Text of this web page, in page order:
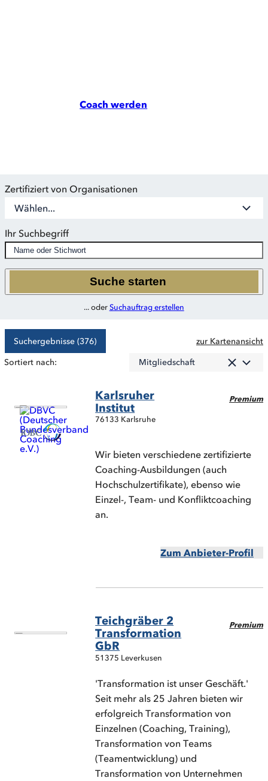
Datenbank unterCoach werden
Zertifiziert von Organisationen
Wählen...
Ihr Suchbegriff
Suche starten
... oder Suchauftrag erstellen
Suchergebnisse (376) zur Kartenansicht
Sortiert nach: Mitgliedschaft
Premium
Karlsruher
Institut
76133 Karlsruhe
Wir bieten verschiedene zertifizierte
Coaching-Ausbildungen (auch
Hochschulzertifikate), ebenso wie
Einzel-, Team- und Konfliktcoaching
an.
Zum Anbieter-Profil
Premium
Teichgräber 2
Transformation
GbR
51375 Leverkusen
'Transformation ist unser Geschäft.'
Seit mehr als 25 Jahren bieten wir
erfolgreich Transformation von
Einzelnen (Coaching, Training),
Transformation von Teams
(Teamentwicklung) und
Transformation von Unternehmen